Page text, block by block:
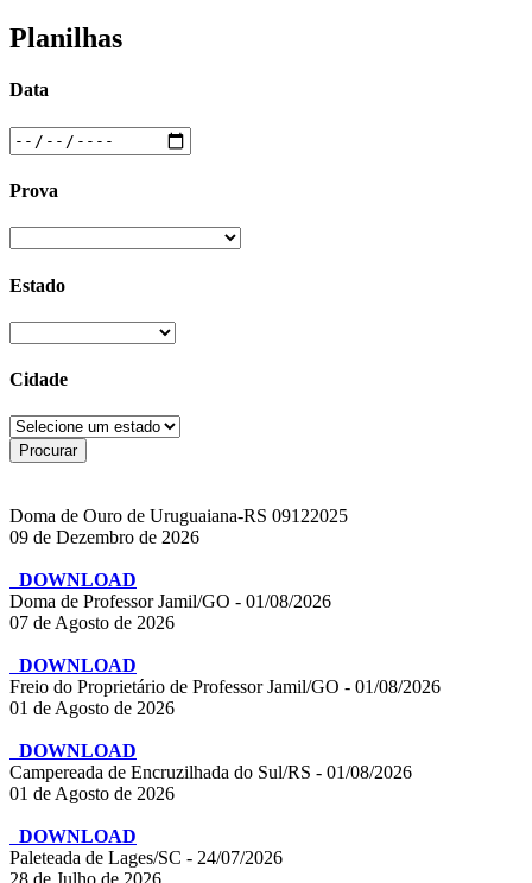
Planilhas
Data
Prova
Estado
Cidade
Doma de Ouro de Uruguaiana-RS 09122025
09 de Dezembro de 2026
DOWNLOAD
Doma de Professor Jamil/GO - 01/08/2026
07 de Agosto de 2026
DOWNLOAD
Freio do Proprietário de Professor Jamil/GO - 01/08/2026
01 de Agosto de 2026
DOWNLOAD
Campereada de Encruzilhada do Sul/RS - 01/08/2026
01 de Agosto de 2026
DOWNLOAD
Paleteada de Lages/SC - 24/07/2026